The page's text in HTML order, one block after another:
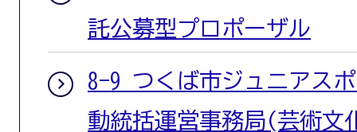
託公募型プロポーザル
8-9 つくば市ジュニアス
動統括運営事務局(芸術文